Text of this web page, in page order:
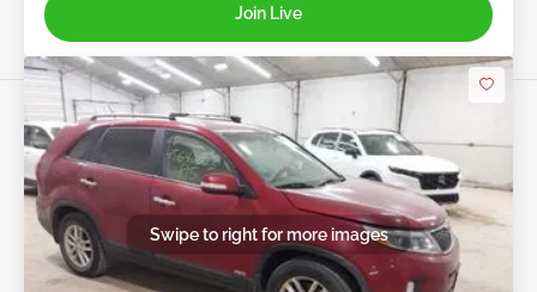
Join Live
Swipe to right for more images